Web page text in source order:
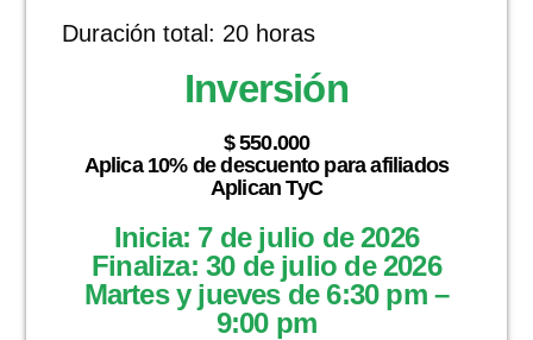
Duración total: 20 horas
Inversión
$ 550.000
Aplica 10% de descuento para afiliados
Aplican TyC
Inicia: 7 de julio de 2026
Finaliza: 30 de julio de 2026
Martes y jueves de 6:30 pm –
9:00 pm